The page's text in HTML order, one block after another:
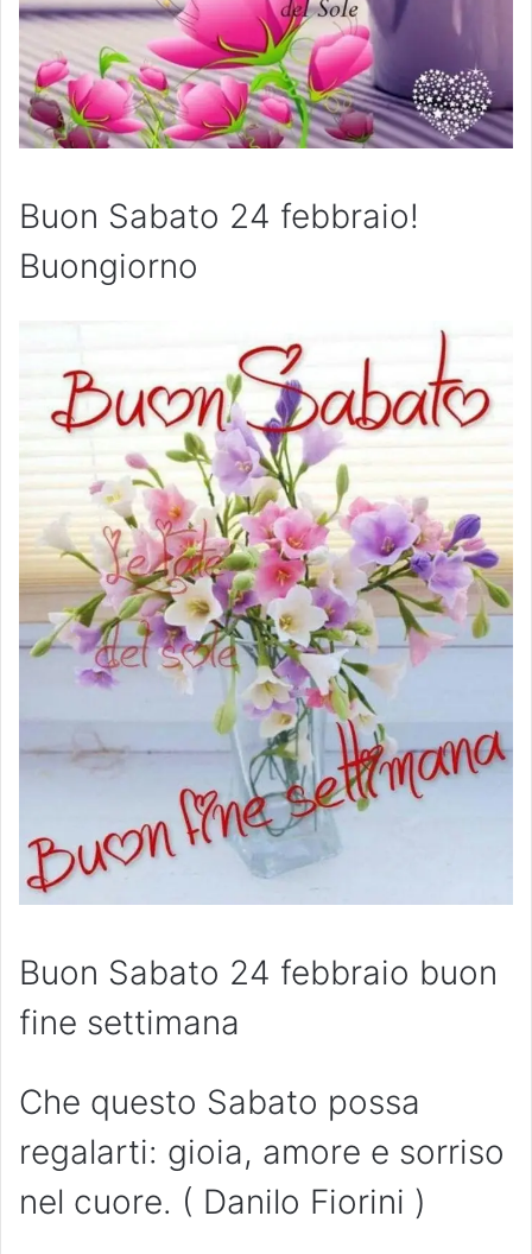
Buon Sabato 24 febbraio!
Buongiorno
Buon Sabato 24 febbraio buon
fine settimana
Che questo Sabato possa
regalarti: gioia, amore e sorriso
nel cuore. ( Danilo Fiorini )